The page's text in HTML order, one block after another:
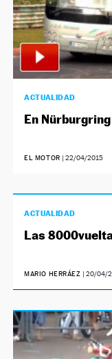
ACTUALIDAD
En
EL MOTOR | 22/04/2015
ACTUALIDAD
Las
MARIO HERRÁEZ | 20/04/